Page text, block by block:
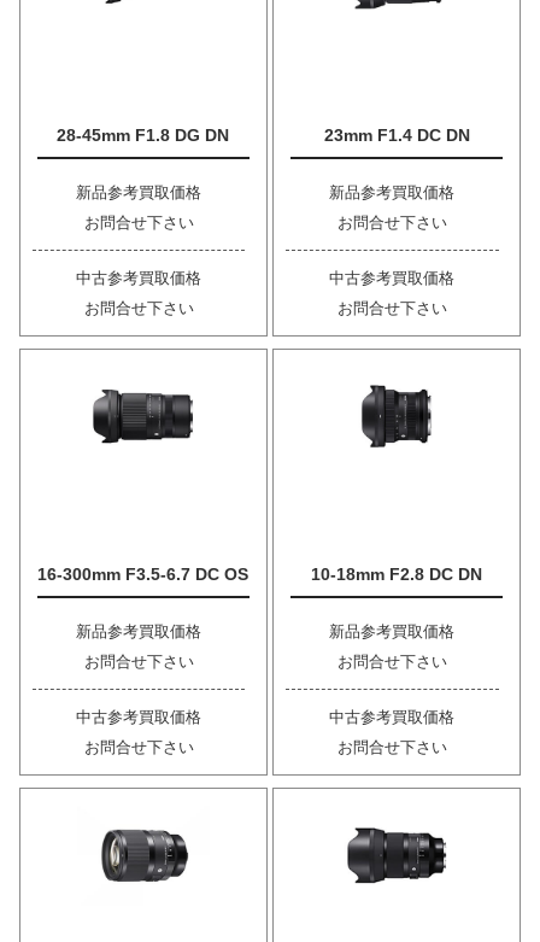
28-45mm F1.8 DG DN
新品参考買取価格
お問合せ下さい
中古参考買取価格
お問合せ下さい
23mm F1.4 DC DN
新品参考買取価格
お問合せ下さい
中古参考買取価格
お問合せ下さい
16-300mm F3.5-6.7 DC OS
新品参考買取価格
お問合せ下さい
中古参考買取価格
お問合せ下さい
10-18mm F2.8 DC DN
新品参考買取価格
お問合せ下さい
中古参考買取価格
お問合せ下さい